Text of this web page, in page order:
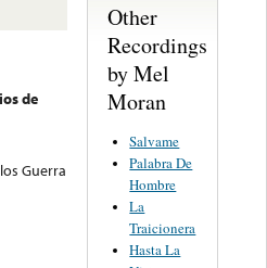
de
Guerra
Other
Recordings
by Mel
Moran
Salvame
Palabra De
Hombre
La
Traicionera
Hasta La